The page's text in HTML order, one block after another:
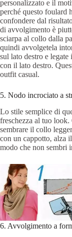
personalizzato e il
perché questo foulard
confondere dal
di avvolgimento è
sciarpa al collo dalla
quindi avvolgetela
sul lato destro e
con il lato destro.
outfit casual.
5. Nodo incrociato a
Lo stile semplice di
freschezza al tuo
sembrare il collo
con un cappotto, alza
modo che non sembri
6. Avvolgimento a